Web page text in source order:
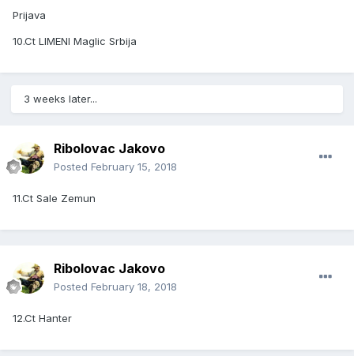
Prijava
10.Ct LIMENI Maglic Srbija
3 weeks later...
Ribolovac Jakovo
Posted February 15, 2018
11.Ct Sale Zemun
Ribolovac Jakovo
Posted February 18, 2018
12.Ct Hanter